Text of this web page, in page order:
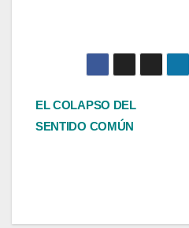
Navegación
EL COLAPSO DEL
SENTIDO COMÚN